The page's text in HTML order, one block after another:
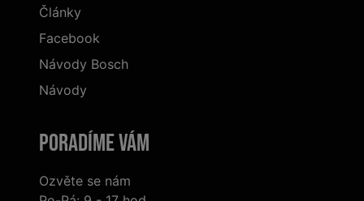
Články
Facebook
Návody Bosch
Návody
Poradíme Vám
Ozvěte se nám